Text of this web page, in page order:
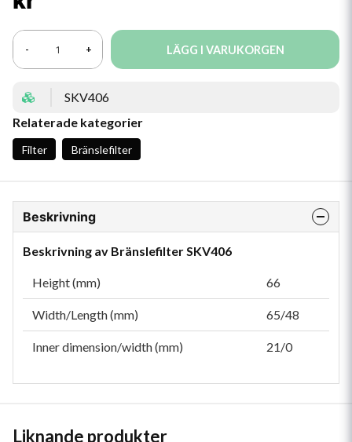
- + LÄGG I VARUKORGEN
SKV406
Relaterade kategorier
Filter Bränslefilter
Beskrivning
Beskrivning av Bränslefilter SKV406
Height (mm) 66
Width/Length (mm) 65/48
Inner dimension/width (mm) 21/0
Liknande produkter